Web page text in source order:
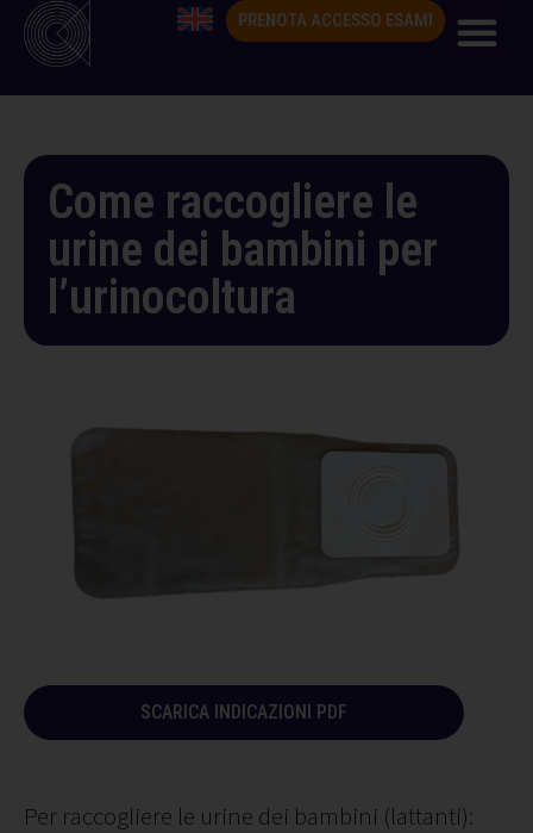
PRENOTA ACCESSO ESAMI
Come raccogliere le
urine dei bambini per
l’urinocoltura
Per raccogliere le urine dei bambini (lattanti):
SCARICA INDICAZIONI PDF